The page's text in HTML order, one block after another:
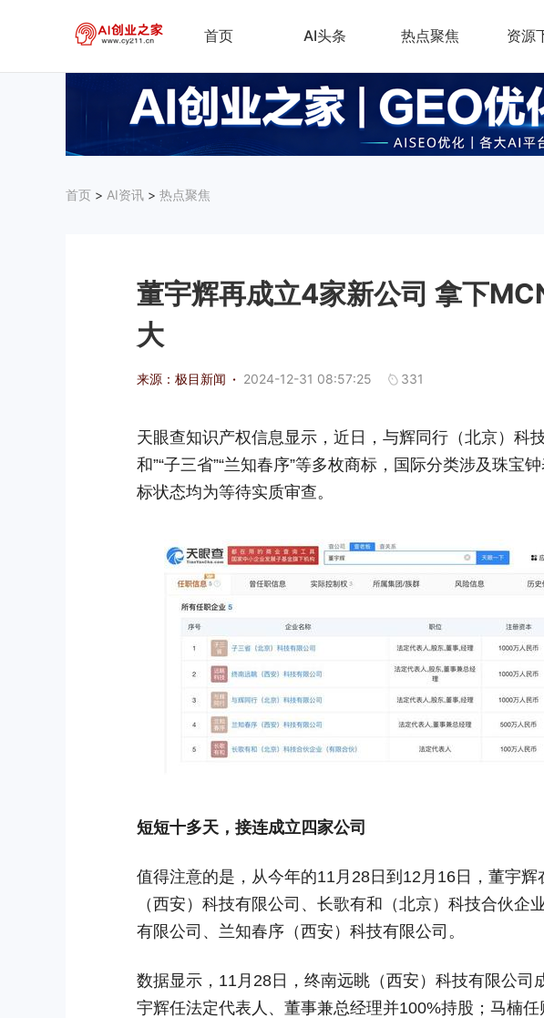
首页 AI头条 热点聚焦 资源
首页 > AI资讯 > 热点聚焦
董宇辉再成立4家新公司 拿下
大
来源：极目新闻 · 2024-12-31 08:57:25 331
天眼查知识产权信息显示，近日，与辉同行（北京）科
和”“子三省”“兰知春序”等多枚商标，国际分类涉及珠宝
标状态均为等待实质审查。
短短十多天，接连成立四家公司
值得注意的是，从今年的11月28日到12月16日，董宇
（西安）科技有限公司、长歌有和（北京）科技合伙企
有限公司、兰知春序（西安）科技有限公司。
数据显示，11月28日，终南远眺（西安）科技有限公司
宇辉任法定代表人、董事兼总经理并100%持股；马楠任